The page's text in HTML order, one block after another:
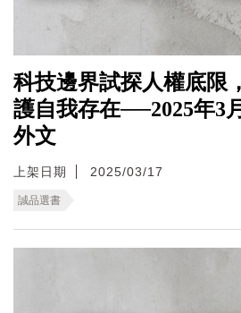
科技邊界試探人權底限
護自我存在──2025年3
外文
上架日期 2025/03/17
誠品選書